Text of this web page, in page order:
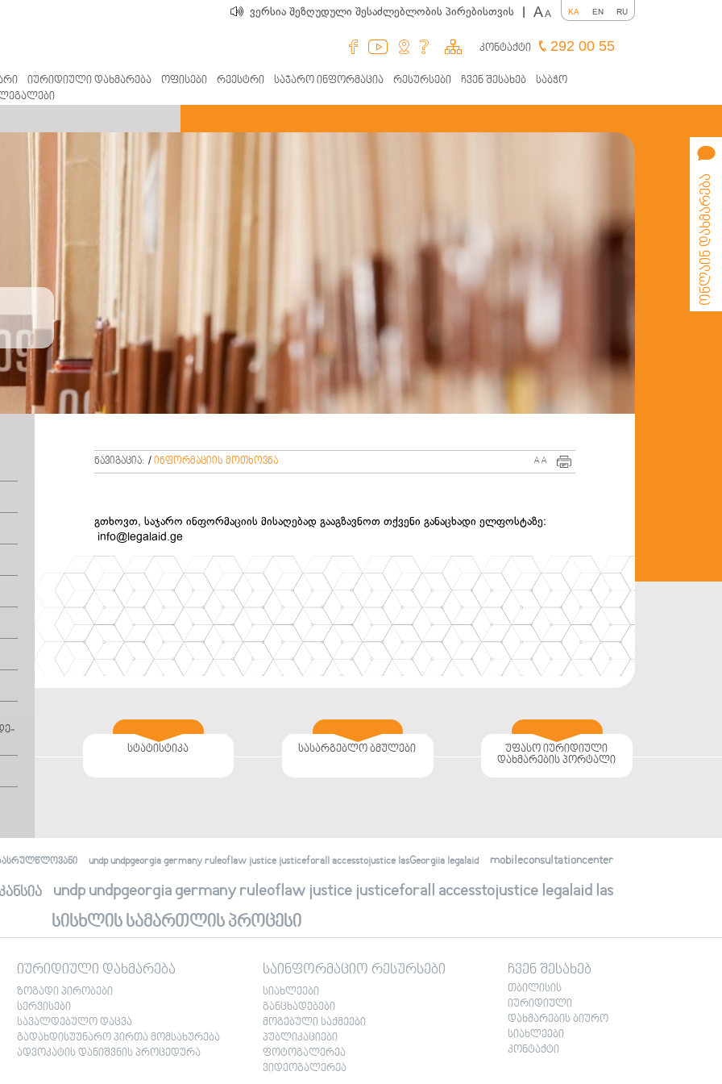
ვერსია შეზღუდული შესაძლებლობის პირებისთვის | AA KA EN RU
კონტაქტი 292 00 55
იურიდიული დახმარება ოფისები რეესტრი საჯარო ინფორმაცია რესურსები ჩვენ შესახებ
საბჭო
ონლაინ დახმარება
ნავიგაცია: / ინფორმაციის მოთხოვნა AA
გთხოვთ, საჯარო ინფორმაციის მისაღებად გააგზავნოთ თქვენი განაცხადი ელფოსტაზე:
info@legalaid.ge
სტატისტიკა სასარგებლო ბმულები
უფასო იურიდიული
დახმარების პორტალი
undp undpgeorgia germany ruleoflaw justice justiceforall accesstojustice lasGeorgiia legalaid mobileconsultationcenter
undp undpgeorgia germany ruleoflaw justice justiceforall accesstojustice legalaid las
სისხლის სამართლის პროცესი
იურიდიული დახმარება
ზოგადი პირობები
სერვისები
სავალდებულო დაცვა
გადახდისუუნარო პირთა მომსახურება
ადვოკატის დანიშვნის პროცედურა
საინფორმაციო რესურსები
სიახლეები
განცხადებები
მოგებული საქმეები
პუბლიკაციები
ფოტოგალერეა
ვიდეოგალერეა
ჩვენ შესახებ
თბილისის
იურიდიული
დახმარების ბიურო
სიახლეები
კონტაქტი